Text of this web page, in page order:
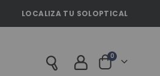
LOCALIZA TU SOLOPTICAL
Cart
0artículos